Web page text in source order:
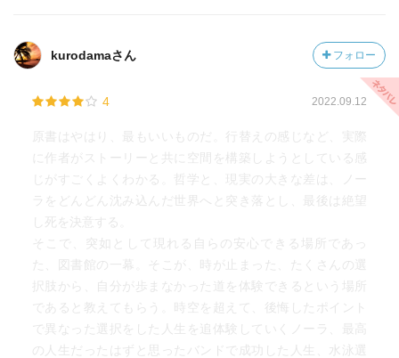
その成長に大事な部分の役割を担っているんだろうなと思
ったよね。
kurodamaさん フォロー
4 2022.09.12
原書はやはり、最もいいものだ。行替えの感じなど、実際
に作者がストーリーと共に空間を構築しようとしている感
じがすごくよくわかる。哲学と、現実の大きな差は、ノー
ラをどんどん沈み込んだ世界へと突き落とし、最後は絶望
し死を決意する。
そこで、突如として現れる自らの安心できる場所であっ
た、図書館の一幕。そこが、時が止まった、たくさんの選
択肢から、自分が歩まなかった道を体験できるという場所
であると教えてもらう。時空を超えて、後悔したポイント
で異なった選択をした人生を追体験していくノーラ、最高
の人生だったはずと思ったバンドで成功した人生、水泳選